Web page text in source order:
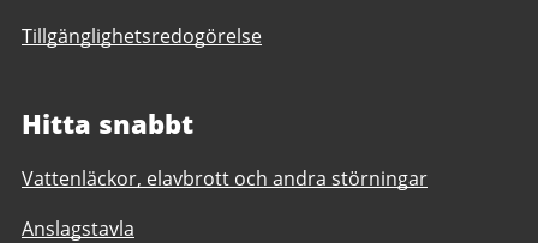
Tillgänglighetsredogörelse
Hitta snabbt
Vattenläckor, elavbrott och andra störningar
Anslagstavla